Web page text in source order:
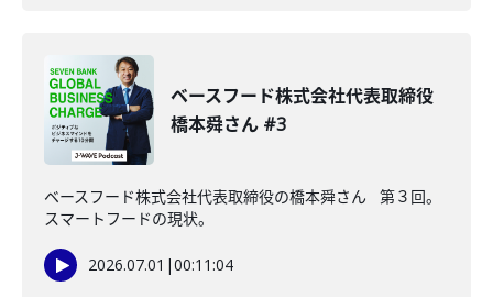
ベースフード株式会社代表取締役
橋本舜さん #3
ベースフード株式会社代表取締役の橋本舜さん 第３回。
スマートフードの現状。
2026.07.01 |00:11:04